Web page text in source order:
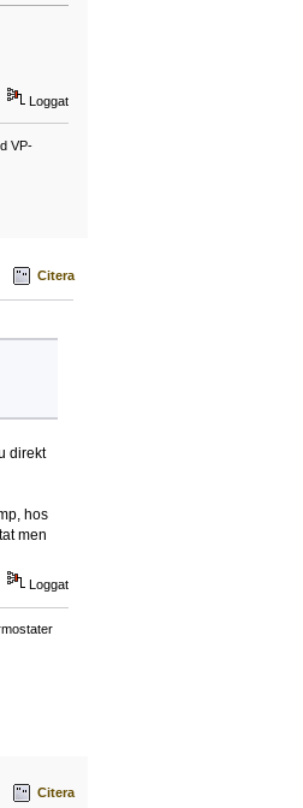
Loggat
VP-
Citera
direkt
hos
men
Loggat
Citera